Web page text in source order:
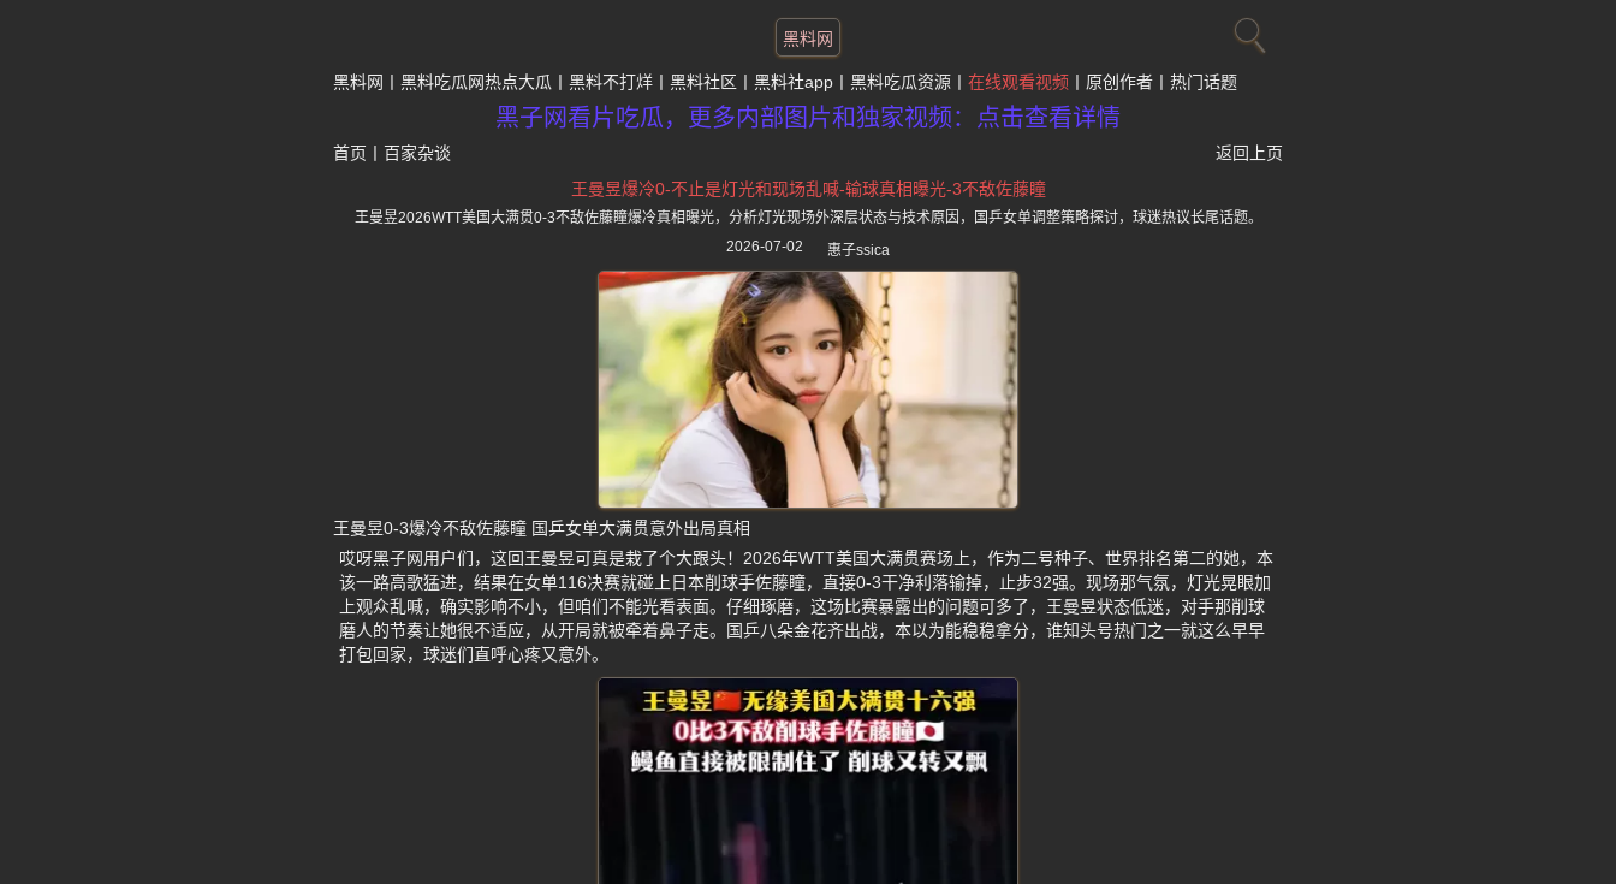
黑料网
黑料网 黑料吃瓜网热点大瓜 黑料不打烊 黑料社区 黑料社app 黑料吃瓜资源 在线观看视频 原创作者 热门话题
黑子网看片吃瓜，更多内部图片和独家视频：点击查看详情
首页 百家杂谈
返回上页
王曼昱爆冷0-不止是灯光和现场乱喊-输球真相曝光-3不敌佐藤瞳
王曼昱2026WTT美国大满贯0-3不敌佐藤瞳爆冷真相曝光，分析灯光现场外深层状态与技术原因，国乒女单调整策略探讨，球迷热议长尾话题。
2026-07-02
惠子ssica
王曼昱0-3爆冷不敌佐藤瞳 国乒女单大满贯意外出局真相
哎呀黑子网用户们，这回王曼昱可真是栽了个大跟头！2026年WTT美国大满贯赛场上，作为二号种子、世界排名第二的她，本
该一路高歌猛进，结果在女单116决赛就碰上日本削球手佐藤瞳，直接0-3干净利落输掉，止步32强。现场那气氛，灯光晃眼加
上观众乱喊，确实影响不小，但咱们不能光看表面。仔细琢磨，这场比赛暴露出的问题可多了，王曼昱状态低迷，对手那削球
磨人的节奏让她很不适应，从开局就被牵着鼻子走。国乒八朵金花齐出战，本以为能稳稳拿分，谁知头号热门之一就这么早早
打包回家，球迷们直呼心疼又意外。